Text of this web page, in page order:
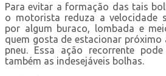
Para evitar a formação das tais
o motorista reduza a velocidade
por algum buraco, lombada e
quem gosta de estacionar próximo
pneu. Essa ação recorrente
também as indesejáveis bolhas.